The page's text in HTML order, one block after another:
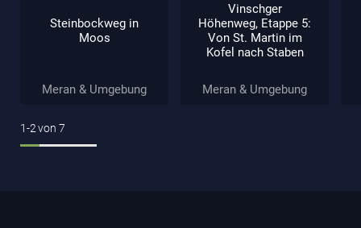
Steinbockweg in
Moos
Meran & Umgebung
Vinschger
Höhenweg, Etappe 5:
Von St. Martin im
Kofel nach Staben
Meran & Umgebung
1-2von 7